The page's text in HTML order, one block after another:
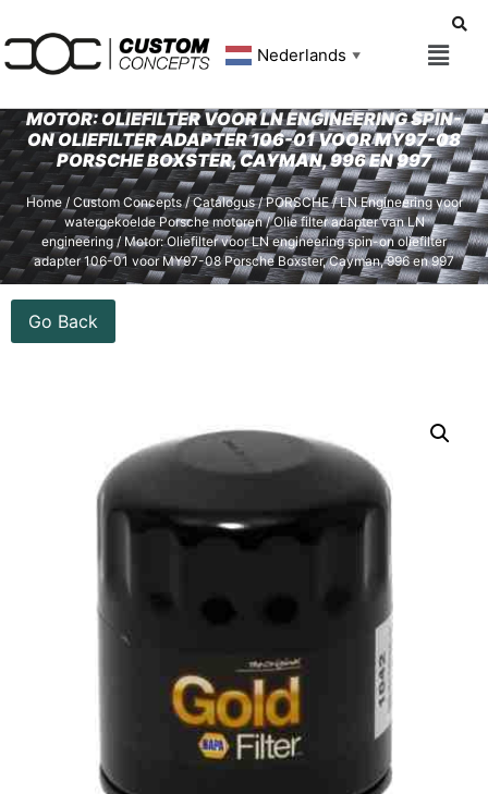
Nederlands ▼
MOTOR: OLIEFILTER VOOR LN ENGINEERING SPIN-
ON OLIEFILTER ADAPTER 106-01 VOOR MY97-08
PORSCHE BOXSTER, CAYMAN, 996 EN 997
Home/ Custom Concepts/Catalogus/PORSCHE/LN Engineering voor
watergekoelde Porsche motoren/Olie filter adapter van LN
engineering/ Motor: Oliefilter voor LN engineering spin-on oliefilter
adapter 106-01 voor MY97-08 Porsche Boxster, Cayman, 996 en 997
Go Back